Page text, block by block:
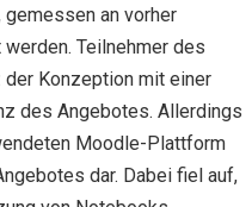
an vorher
Teilnehmer des
Konzeption mit einer
des Angebotes. Allerdings
Moodle-Plattform
dar. Dabei fiel auf,